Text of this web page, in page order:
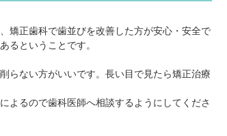
矯正歯科で歯並びを改善した方が安心・安全で
るということです。
らない方がいいです。長い目で見たら矯正治療
よるので歯科医師へ相談するようにしてくださ